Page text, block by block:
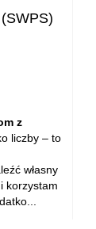
z
liczby – to
własny
korzystam